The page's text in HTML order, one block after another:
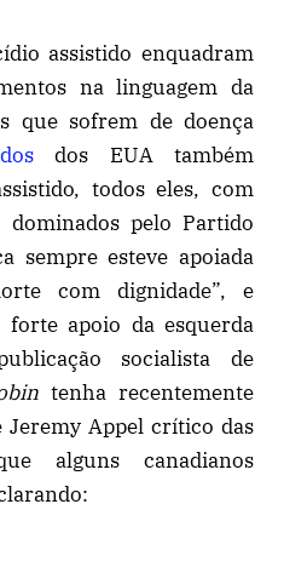
assistido enquadram
na linguagem da
que sofrem de doença
dos EUA também
todos eles, com
dominados pelo Partido
sempre esteve apoiada
com dignidade”, e
apoio da esquerda
socialista de
tenha recentemente
Jeremy Appel crítico das
alguns canadianos